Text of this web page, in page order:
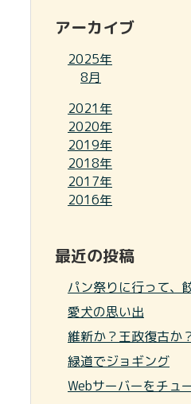
アーカイブ
2025年
8月
2021年
2020年
2019年
2018年
2017年
2016年
最近の投稿
パン祭りに行って、
愛犬の思い出
維新か？王政復古か
緑道でジョギング
Webサーバーをチュ